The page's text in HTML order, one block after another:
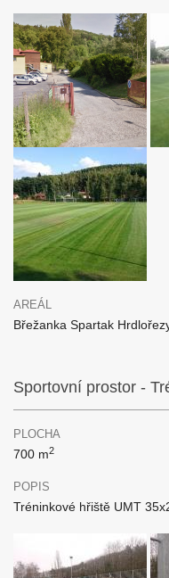
AREÁL
Břežanka Spartak
Sportovní prostor -
PLOCHA
700 m2
POPIS
Tréninkové hřiště UMT